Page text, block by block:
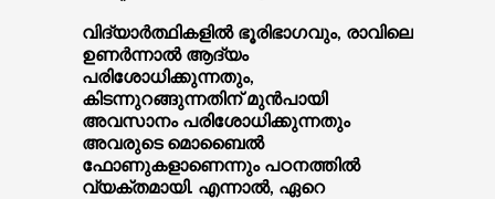
വിദ്യാര്‍ത്ഥികളില്‍ ഭൂരിഭാഗവും, രാവിലെ
ഉണര്‍ന്നാല്‍ ആദ്യം
പരിശോധിക്കുന്നതും,
കിടന്നുറങ്ങുന്നതിന് മുന്‍പായി
അവസാനം പരിശോധിക്കുന്നതും
അവരുടെ മൊബൈല്‍
ഫോണുകളാണെന്നും പഠനത്തില്‍
വ്യക്തമായി. എന്നാല്‍, ഏറെ